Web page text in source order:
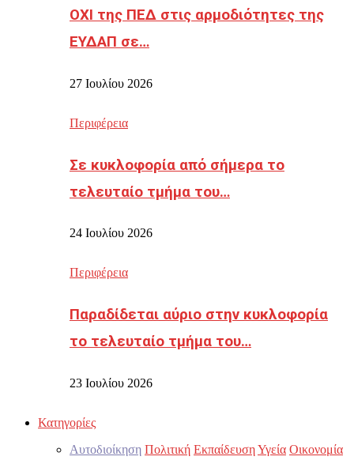
ΟΧΙ της ΠΕΔ στις αρμοδιότητες της
ΕΥΔΑΠ σε…
27 Ιουλίου 2026
Περιφέρεια
Σε κυκλοφορία από σήμερα το
τελευταίο τμήμα του…
24 Ιουλίου 2026
Περιφέρεια
Παραδίδεται αύριο στην κυκλοφορία
το τελευταίο τμήμα του…
23 Ιουλίου 2026
Κατηγορίες
Αυτοδιοίκηση Πολιτική ΕκπαίδευσηΥγεία Οικονομία